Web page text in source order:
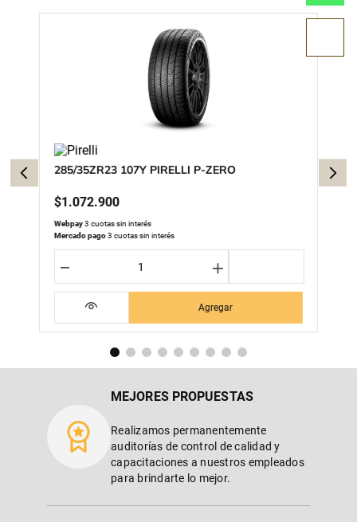
285/35ZR23 107Y PIRELLI P-ZERO
$1.072.900
Webpay3 cuotas sin interés
Mercado pago3 cuotas sin interés
＋
－
Agregar
MEJORES PROPUESTAS
Realizamos permanentemente
auditorías de control de calidad y
capacitaciones a nuestros empleados
para brindarte lo mejor.